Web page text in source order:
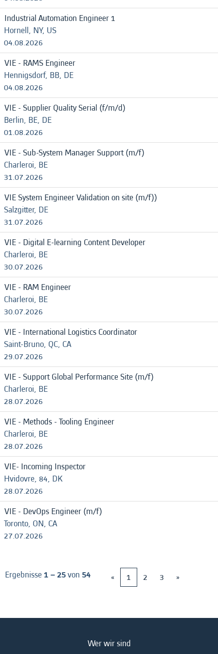
Industrial Automation Engineer 1
Hornell, NY, US
04.08.2026
VIE - RAMS Engineer
Hennigsdorf, BB, DE
04.08.2026
VIE - Supplier Quality Serial (f/m/d)
Berlin, BE, DE
01.08.2026
VIE - Sub-System Manager Support (m/f)
Charleroi, BE
31.07.2026
VIE System Engineer Validation on site (m/f))
Salzgitter, DE
31.07.2026
VIE - Digital E-learning Content Developer
Charleroi, BE
30.07.2026
VIE - RAM Engineer
Charleroi, BE
30.07.2026
VIE - International Logistics Coordinator
Saint-Bruno, QC, CA
29.07.2026
VIE - Support Global Performance Site (m/f)
Charleroi, BE
28.07.2026
VIE - Methods - Tooling Engineer
Charleroi, BE
28.07.2026
VIE- Incoming Inspector
Hvidovre, 84, DK
28.07.2026
VIE - DevOps Engineer (m/f)
Toronto, ON, CA
27.07.2026
Ergebnisse1 – 25von 54 « 1 2 3 »
Wer wir sind